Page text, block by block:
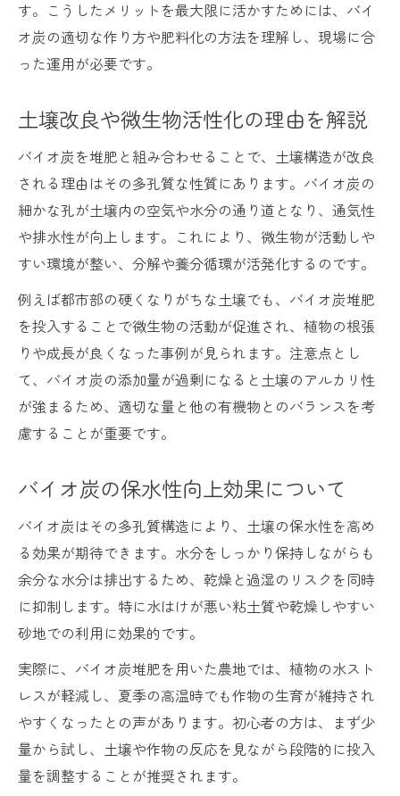
す。こうしたメリットを最大限に活かすためには、バイ
オ炭の適切な作り方や肥料化の方法を理解し、現場に合
った運用が必要です。
土壌改良や微生物活性化の理由を解説
バイオ炭を堆肥と組み合わせることで、土壌構造が改良
される理由はその多孔質な性質にあります。バイオ炭の
細かな孔が土壌内の空気や水分の通り道となり、通気性
や排水性が向上します。これにより、微生物が活動しや
すい環境が整い、分解や養分循環が活発化するのです。
例えば都市部の硬くなりがちな土壌でも、バイオ炭堆肥
を投入することで微生物の活動が促進され、植物の根張
りや成長が良くなった事例が見られます。注意点とし
て、バイオ炭の添加量が過剰になると土壌のアルカリ性
が強まるため、適切な量と他の有機物とのバランスを考
慮することが重要です。
バイオ炭の保水性向上効果について
バイオ炭はその多孔質構造により、土壌の保水性を高め
る効果が期待できます。水分をしっかり保持しながらも
余分な水分は排出するため、乾燥と過湿のリスクを同時
に抑制します。特に水はけが悪い粘土質や乾燥しやすい
砂地での利用に効果的です。
実際に、バイオ炭堆肥を用いた農地では、植物の水スト
レスが軽減し、夏季の高温時でも作物の生育が維持され
やすくなったとの声があります。初心者の方は、まず少
量から試し、土壌や作物の反応を見ながら段階的に投入
量を調整することが推奨されます。